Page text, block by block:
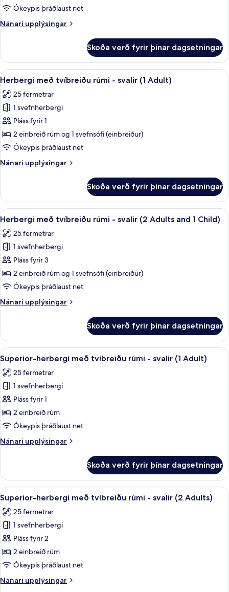
tvíbreiðu
-
Adults)
Ókeypis þráðlaust net
Nánari upplýsingar
Nánari
með
tvíbreiðu
rúmi
svalir
(2
Skoða verð fyrir þínar dagsetningar
Skoða
allar
myndir
fyrir
Herbergi
með
tvíbreiðu
-
Adult)
Dúnsængur, rúm með „pillowtop“-
8
Herbergi með tvíbreiðu rúmi - svalir (1 Adult)
25 fermetrar
1 svefnherbergi
Pláss fyrir 1
2 einbreið rúm og 1 svefnsófi (einbreiður)
Ókeypis þráðlaust net
Nánari upplýsingar
Nánari
með
tvíbreiðu
rúmi
svalir
(1
Skoða verð fyrir þínar dagsetningar
Skoða
allar
myndir
fyrir
Herbergi
með
tvíbreiðu
-
Adults
and
1
Child)
Dúnsængur, rúm með „pillowtop“-
8
Herbergi með tvíbreiðu rúmi - svalir (2 Adults and 1 Child)
25 fermetrar
1 svefnherbergi
Pláss fyrir 3
2 einbreið rúm og 1 svefnsófi (einbreiður)
Ókeypis þráðlaust net
Nánari upplýsingar
Nánari
með
tvíbreiðu
rúmi
svalir
(2
and
Child)
Skoða verð fyrir þínar dagsetningar
Skoða
allar
myndir
fyrir
Superior-
herbergi
með
rúmi
(1
Adult)
Dúnsængur, rúm með „pillowtop“-
14
Superior-herbergi með tvíbreiðu rúmi - svalir (1 Adult)
25 fermetrar
1 svefnherbergi
Pláss fyrir 1
2 einbreið rúm
Ókeypis þráðlaust net
Nánari upplýsingar
Nánari
herbergi
með
tvíbreiðu
rúmi
svalir
Adult)
Skoða verð fyrir þínar dagsetningar
Skoða
allar
myndir
fyrir
Superior-
herbergi
með
rúmi
Dúnsængur, rúm með „pillowtop“-
7
Superior-herbergi með tvíbreiðu rúmi - svalir (2 Adults)
25 fermetrar
1 svefnherbergi
Pláss fyrir 2
2 einbreið rúm
Ókeypis þráðlaust net
Nánari upplýsingar
Nánari